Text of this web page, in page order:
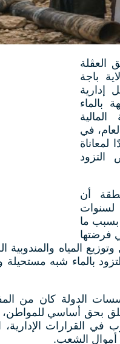
العڨلة
باجة
إدارية
بالماء
في
أن
لسنوات
بسبب ما
فرضتها
المياه والمندوبية
بالماء شبه
الدولة كان من
بحق أساسي للمواطن،
القرارات
أموال الشعب.